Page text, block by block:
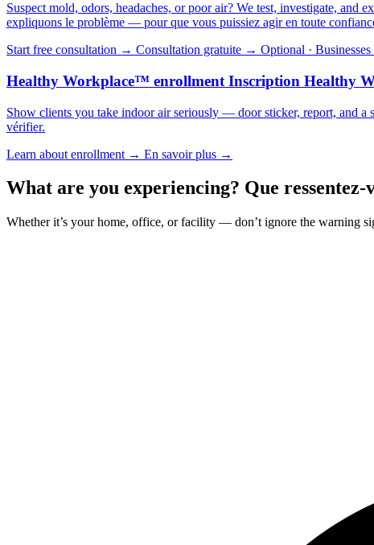
Suspect mold, odors, headaches, or poor air? We test, investigate,
expliquons le problème — pour que vous puissiez agir en toute
Start free consultation → Consultation gratuite → Optional · Businesses
Healthy Workplace™ enrollment Inscription Healthy
Show clients you take indoor air seriously — door sticker, report, and a
vérifier.
Learn about enrollment → En savoir plus →
What are you experiencing? Que ressentez-
Whether it’s your home, office, or facility — don’t ignore the warning